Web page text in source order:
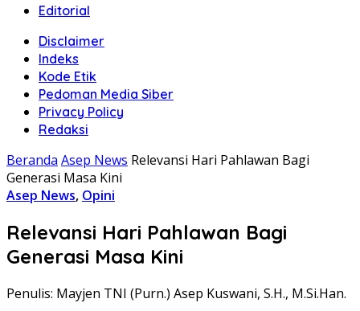
Editorial
Disclaimer
Indeks
Kode Etik
Pedoman Media Siber
Privacy Policy
Redaksi
Beranda Asep News Relevansi Hari Pahlawan Bagi
Generasi Masa Kini
Asep News, Opini
Relevansi Hari Pahlawan Bagi
Generasi Masa Kini
Penulis: Mayjen TNI (Purn.) Asep Kuswani, S.H., M.Si.Han.